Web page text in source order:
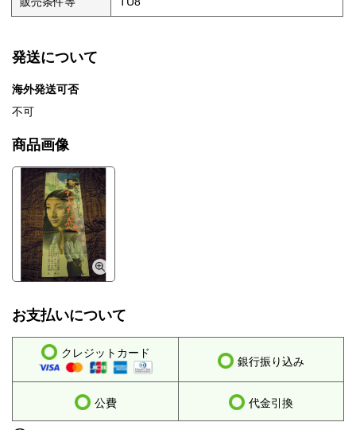
発送について
海外発送可否
不可
商品画像
お支払いについて
クレジットカード
銀行振り込み
公費 代金引換